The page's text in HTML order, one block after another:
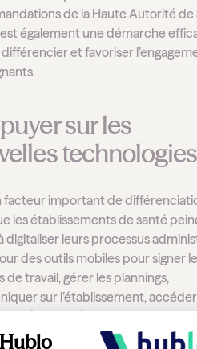
de la Haute Autorité de
est également une démarche
et favoriser
sur les
technologies
facteur important de
les établissements de santé
digitaliser leurs processus
des outils mobiles pour signer
de travail, gérer les plannings,
sur l’établissement,
répondre à une demande de
… est un avantage